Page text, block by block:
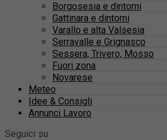
Borgosesia e dintorni
Gattinara e dintorni
Varallo e alta Valsesia
Serravalle e Grignasco
Sessera, Trivero, Mosso
Fuori zona
Novarese
Meteo
Idee & Consigli
Annunci Lavoro
Seguici su